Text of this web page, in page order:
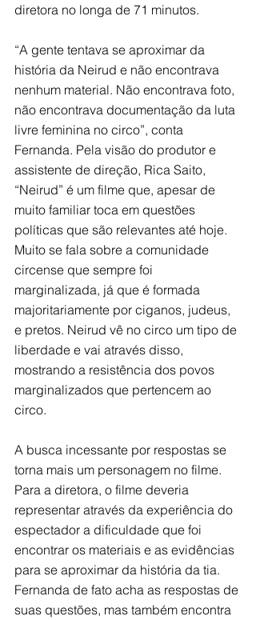
diretora no longa de 71 minutos.
“A gente tentava se aproximar da
história da Neirud e não encontrava
nenhum material. Não encontrava foto,
não encontrava documentação da luta
livre feminina no circo”, conta
Fernanda. Pela visão do produtor e
assistente de direção, Rica Saito,
“Neirud” é um filme que, apesar de
muito familiar toca em questões
políticas que são relevantes até hoje.
Muito se fala sobre a comunidade
circense que sempre foi
marginalizada, já que é formada
majoritariamente por ciganos, judeus,
e pretos. Neirud vê no circo um tipo de
liberdade e vai através disso,
mostrando a resistência dos povos
marginalizados que pertencem ao
circo.
A busca incessante por respostas se
torna mais um personagem no filme.
Para a diretora, o filme deveria
representar através da experiência do
espectador a dificuldade que foi
encontrar os materiais e as evidências
para se aproximar da história da tia.
Fernanda de fato acha as respostas de
suas questões, mas também encontra